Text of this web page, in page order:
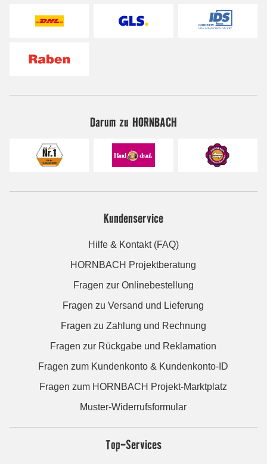
Darum zu HORNBACH
Kundenservice
Hilfe & Kontakt (FAQ)
HORNBACH Projektberatung
Fragen zur Onlinebestellung
Fragen zu Versand und Lieferung
Fragen zu Zahlung und Rechnung
Fragen zur Rückgabe und Reklamation
Fragen zum Kundenkonto & Kundenkonto-ID
Fragen zum HORNBACH Projekt-Marktplatz
Muster-Widerrufsformular
Top-Services